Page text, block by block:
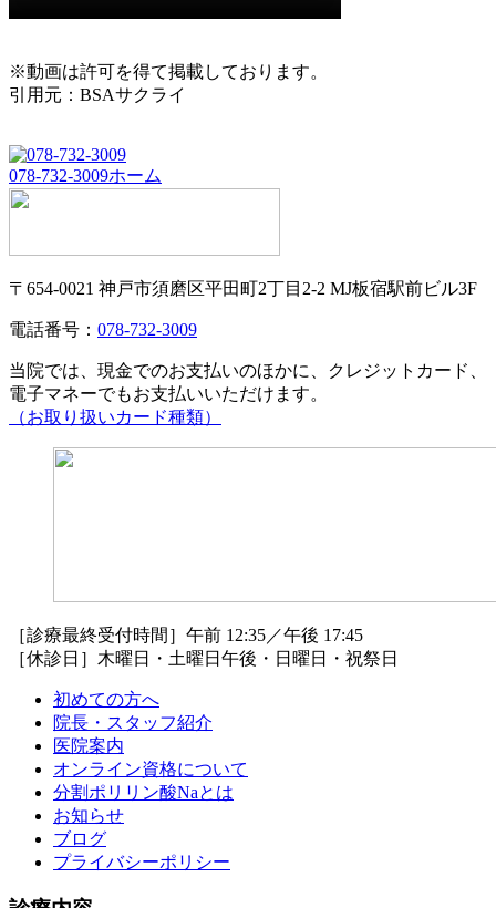
※動画は許可を得て掲載しております。
引用元：BSAサクライ
078-732-3009ホーム
〒654-0021 神戸市須磨区平田町2丁目2-2 MJ板宿駅前ビル3F
電話番号： 078-732-3009
当院では、現金でのお支払いのほかに、クレジットカード、
電子マネーでもお支払いいただけます。
（お取り扱いカード種類）
［診療最終受付時間］午前 12:35／午後 17:45
［休診日］木曜日・土曜日午後・日曜日・祝祭日
初めての方へ
院長・スタッフ紹介
医院案内
オンライン資格について
分割ポリリン酸Naとは
お知らせ
ブログ
プライバシーポリシー